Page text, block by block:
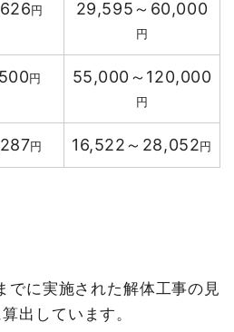
円 29,595～60,000
円
円 55,000～120,000
円
円 16,522～28,052円
でに実施された解体工事の見
出しています。